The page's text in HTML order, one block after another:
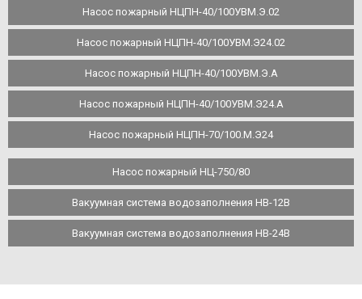
Насос пожарный НЦПН-40/100УВМ.Э.02
Насос пожарный НЦПН-40/100УВМ.Э24.02
Насос пожарный НЦПН-40/100УВМ.Э.А
Насос пожарный НЦПН-40/100УВМ.Э24.А
Насос пожарный НЦПН-70/100.М.Э24
Насос пожарный НЦ-750/80
Вакуумная система водозаполнения НВ-12В
Вакуумная система водозаполнения НВ-24В